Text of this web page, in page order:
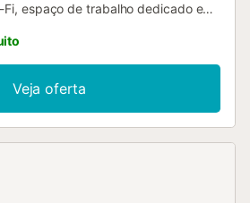
Fi, espaço de trabalho dedicado e
podem relaxar no jardim privado,
cobertos e descobertos com vistas
montanha e para o mar. A piscina
para se refrescarem, e o duche
após um mergulho ou uma
Veja oferta